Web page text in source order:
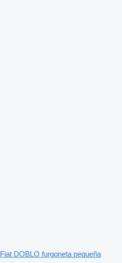
Fiat DOBLO furgoneta pequeña